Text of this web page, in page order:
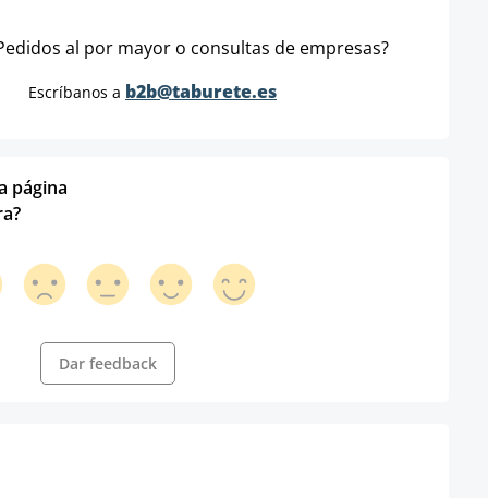
al por mayor o consultas de empresas?
Escríbanos a b2b@taburete.es
página
Dar feedback